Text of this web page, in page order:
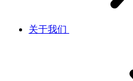
关于我们